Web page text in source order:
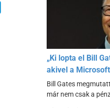
„Ki lopta el Bill
akivel a
Bill Gates
már nem csak a